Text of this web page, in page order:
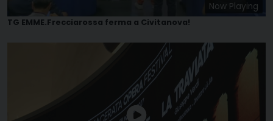
Now Playing
TG EMME.Frecciarossa ferma a Civitanova!